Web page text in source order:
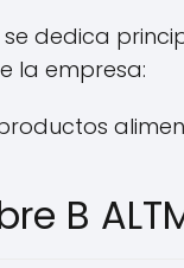
se dedica
la empresa:
B